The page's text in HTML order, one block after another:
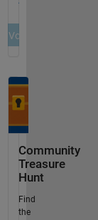
Community
Treasure
Hunt
Find
the